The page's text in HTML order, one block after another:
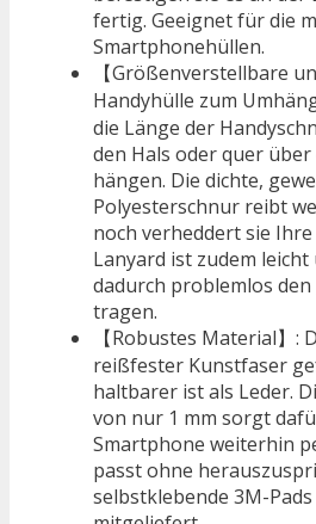
fertig. Geeignet für die
Smartphonehüllen.
【Größenverstellbare
Handyhülle zum
die Länge der
den Hals oder quer
hängen. Die dichte,
Polyesterschnur reibt
noch verheddert sie
Lanyard ist zudem leicht
dadurch problemlos
tragen.
【Robustes Material】:
reißfester Kunstfaser
haltbarer ist als Leder.
von nur 1 mm sorgt
Smartphone weiterhin
passt ohne
selbstklebende 3M-